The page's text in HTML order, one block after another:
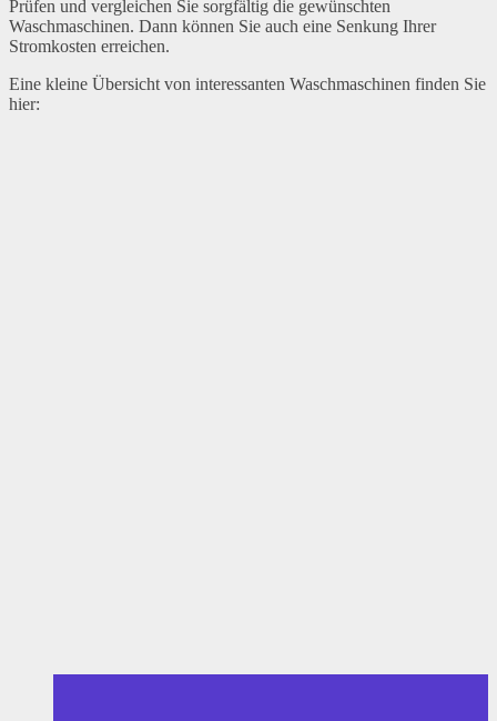
Prüfen und vergleichen Sie sorgfältig die gewünschten
Waschmaschinen. Dann können Sie auch eine Senkung Ihrer
Stromkosten erreichen.
Eine kleine Übersicht von interessanten Waschmaschinen finden Sie
hier: